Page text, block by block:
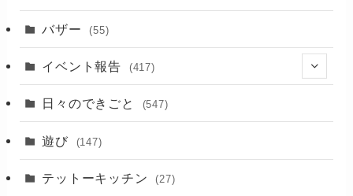
バザー (55)
イベント報告 (417)
(2)
日々のできごと (547)
遊び (147)
テットーキッチン (27)